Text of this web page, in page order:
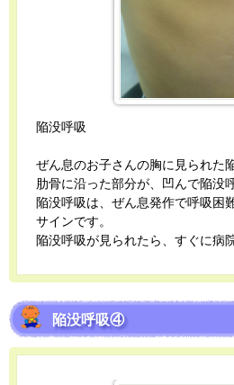
陥没呼吸
ぜん息のお子さんの胸に見られた
肋骨に沿った部分が、凹んで陥没
陥没呼吸は、ぜん息発作で呼吸困
サインです。
陥没呼吸が見られたら、すぐに病
陥没呼吸④